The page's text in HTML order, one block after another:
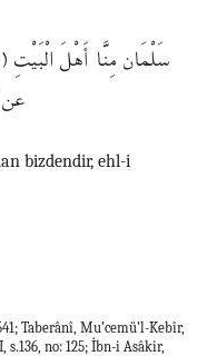
سَلْمَان مِنَّا أَهْلَ
bizdendir, ehl-i
Taberânî, Mu’cemü’l-Kebîr,
s.136, no: 125; İbn-i Asâkir,